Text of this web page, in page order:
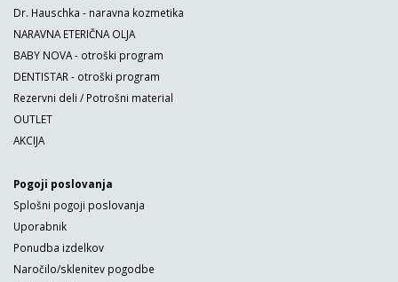
Dr. Hauschka - naravna kozmetika
NARAVNA ETERIČNA OLJA
BABY NOVA - otroški program
DENTISTAR - otroški program
Rezervni deli / Potrošni material
OUTLET
AKCIJA
Pogoji poslovanja
Splošni pogoji poslovanja
Uporabnik
Ponudba izdelkov
Naročilo/sklenitev pogodbe